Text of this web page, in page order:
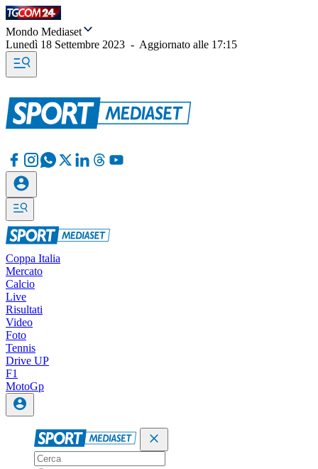
Mondo Mediaset
Lunedì 18 Settembre 2023 - Aggiornato alle 17:15
Coppa Italia
Mercato
Calcio
Live
Risultati
Video
Foto
Tennis
Drive UP
F1
MotoGp